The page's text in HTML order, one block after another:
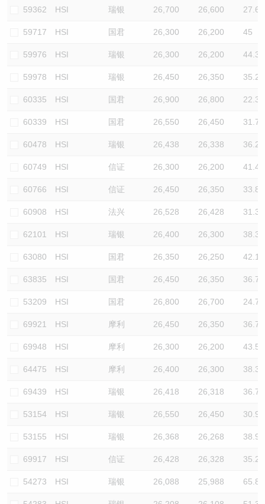
59362 HSI 瑞银 26,700 26,600 27.6
59717 HSI 国君 26,300 26,200 45
59976 HSI 瑞银 26,300 26,200 44.3
59978 HSI 瑞银 26,450 26,350 35.2
60335 HSI 国君 26,900 26,800 22.3
60339 HSI 国君 26,550 26,450 31.7
60478 HSI 瑞银 26,438 26,338 36.2
60749 HSI 信证 26,300 26,200 41.4
60766 HSI 信证 26,450 26,350 33.8
60908 HSI 法兴 26,528 26,428 31.3
62101 HSI 瑞银 26,400 26,300 38.3
63080 HSI 国君 26,350 26,250 42.1
63835 HSI 国君 26,450 26,350 36.7
53209 HSI 国君 26,800 26,700 24.7
69921 HSI 摩利 26,450 26,350 36.7
69948 HSI 摩利 26,300 26,200 43.5
64475 HSI 摩利 26,400 26,300 38.3
69439 HSI 瑞银 26,418 26,318 36.7
53154 HSI 瑞银 26,550 26,450 30.9
53155 HSI 瑞银 26,368 26,268 38.9
69917 HSI 信证 26,428 26,328 35.2
54273 HSI 瑞银 26,088 25,988 65.8